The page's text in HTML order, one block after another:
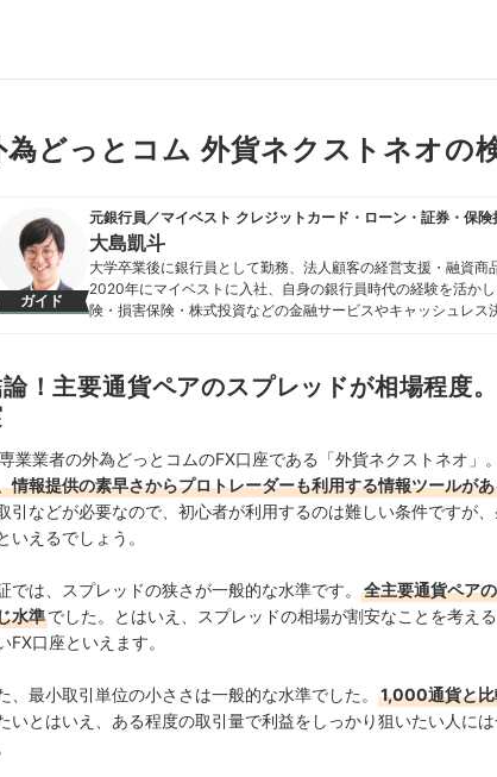
為どっとコム 外貨ネクストネオの
ガイド
元銀行員／マイベスト クレジットカード・ローン・証券・保険
大島凱斗
大学卒業後に銀行員として勤務、法人顧客の経営支援・融資商
2020年にマイベストに入社、自身の銀行員時代の経験を活か
険・損害保険・株式投資などの金融サービスやキャッシュレ
！主要通貨ペアのスプレッドが相場程度
業業者の外為どっとコムのFX口座である「外貨ネクストネオ」
情報提供の素早さからプロトレーダーも利用する情報ツールが
引などが必要なので、初心者が利用するのは難しい条件ですが
いえるでしょう。
では、スプレッドの狭さが一般的な水準です。
全主要通貨ペア
水準でした。とはいえ、スプレッドの相場が割安なことを考え
FX口座といえます。
、最小取引単位の小ささは一般的な水準でした。 1,000通貨と比
いとはいえ、ある程度の取引量で利益をしっかり狙いたい人に